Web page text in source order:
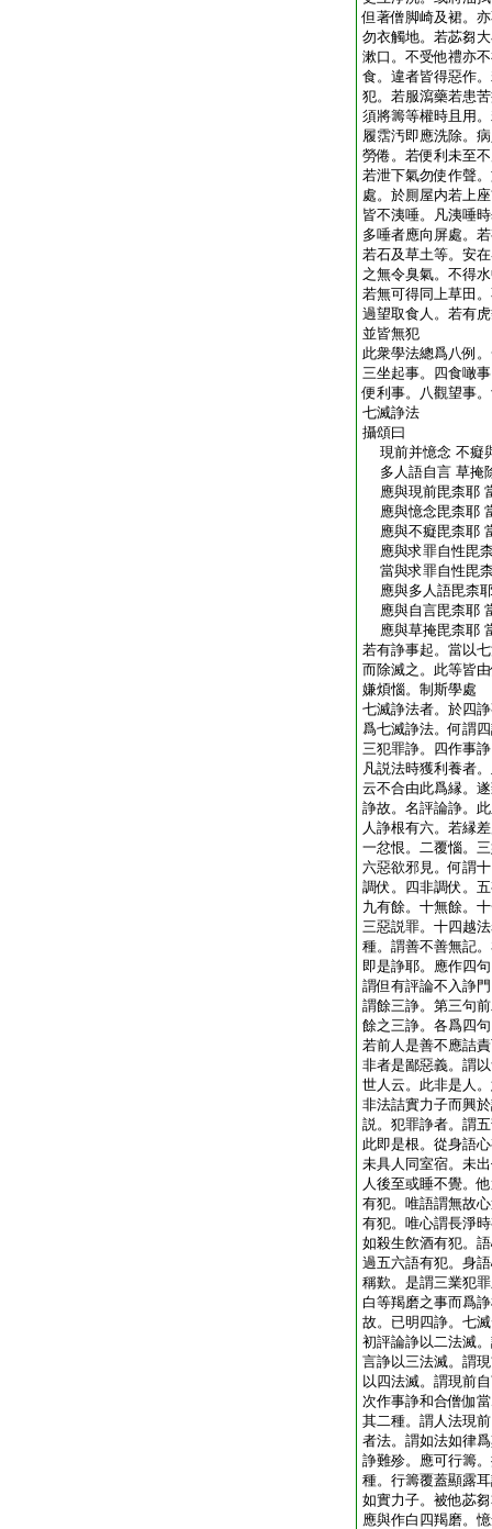
但著僧脚崎及裙。
勿衣觸地。若苾芻
漱口。不受他禮亦
食。違者皆得惡作
犯。若服瀉藥若患
須將籌等權時且用
履霑汚即應洗除。
勞倦。若便利未至
若泄下氣勿使作聲
處。於厠屋内若上
皆不洟唾。凡洟唾
多唾者應向屏處。
若石及草土等。安
之無令臭氣。不得
若無可得同上草田
過望取食人。若有
並皆無犯
此衆學法總爲八例
三坐起事。四食噉
便利事。八觀望事
七滅諍法
攝頌曰
現前并憶念 不癡
多人語自言 草掩
應與現前毘柰耶
應與憶念毘柰耶
應與不癡毘柰耶
應與求罪自性毘
當與求罪自性毘
應與多人語毘柰
應與自言毘柰耶
應與草掩毘柰耶
若有諍事起。當以
而除滅之。此等皆
嫌煩惱。制斯學處
七滅諍法者。於四
爲七滅諍法。何謂
三犯罪諍。四作事
凡説法時獲利養者
云不合由此爲縁。
諍故。名評論諍。
人諍根有六。若縁
一忿恨。二覆惱。
六惡欲邪見。何謂
調伏。四非調伏。
九有餘。十無餘。
三惡説罪。十四越
種。謂善不善無記
即是諍耶。應作四
謂但有評論不入諍
謂餘三諍。第三句
餘之三諍。各爲四
若前人是善不應詰
非者是鄙惡義。謂
世人云。此非是人
非法詰實力子而興
説。犯罪諍者。謂
此即是根。從身語
未具人同室宿。未
人後至或睡不覺。
有犯。唯語謂無故
有犯。唯心謂長淨
如殺生飮酒有犯。
過五六語有犯。身
稱歎。是謂三業犯
白等羯磨之事而爲
故。已明四諍。七
初評論諍以二法滅
言諍以三法滅。謂
以四法滅。謂現前
次作事諍和合僧伽
其二種。謂人法現
者法。謂如法如律
諍難殄。應可行籌
種。行籌覆蓋顯露
如實力子。被他苾
應與作白四羯磨。